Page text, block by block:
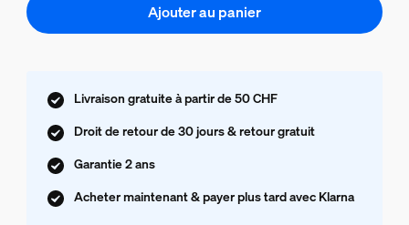
Ajouter au panier
Livraison gratuite à partir de 50 CHF
Droit de retour de 30 jours & retour gratuit
Garantie 2 ans
Acheter maintenant & payer plus tard avec Klarna